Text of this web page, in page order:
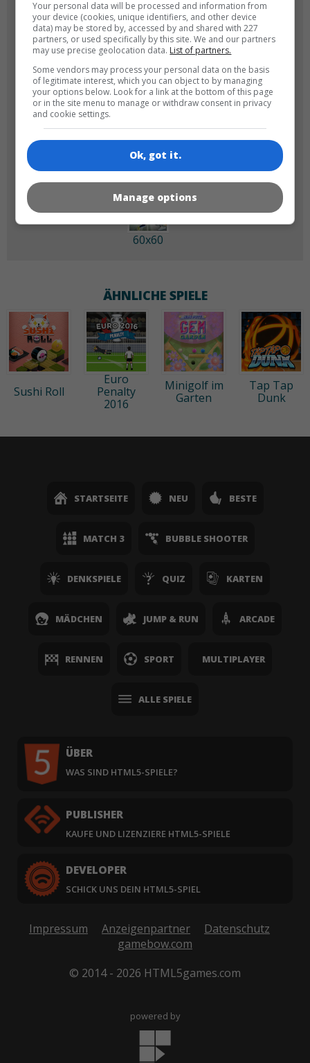
SPIEL-ICONS
180x180 120x120
60x60
ÄHNLICHE SPIELE
Sushi Roll
Euro
Penalty
2016
Minigolf im
Garten
Tap Tap
Dunk
STARTSEITE NEU BESTE
MATCH 3 BUBBLE SHOOTER
DENKSPIELE QUIZ KARTEN
MÄDCHEN JUMP & RUN ARCADE
RENNEN SPORT MULTIPLAYER
ALLE SPIELE
ÜBER
WAS SIND HTML5-SPIELE?
PUBLISHER
KAUFE UND LIZENZIERE HTML5-SPIELE
DEVELOPER
SCHICK UNS DEIN HTML5-SPIEL
Impressum Anzeigenpartner
Datenschutz
gamebow.com
© 2014 - 2026 HTML5games.com
powered by
Your personal data will be processed and information from
your device (cookies, unique identifiers, and other device
data) may be stored by, accessed by and shared with 227
partners, or used specifically by this site. We and our partners
may use precise geolocation data. List of partners.
Some vendors may process your personal data on the basis
of legitimate interest, which you can object to by managing
your options below. Look for a link at the bottom of this page
or in the site menu to manage or withdraw consent in privacy
and cookie settings.
Ok, got it.
Manage options